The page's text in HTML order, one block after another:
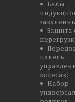
Валы
Защита
панель
колесах;
Набор